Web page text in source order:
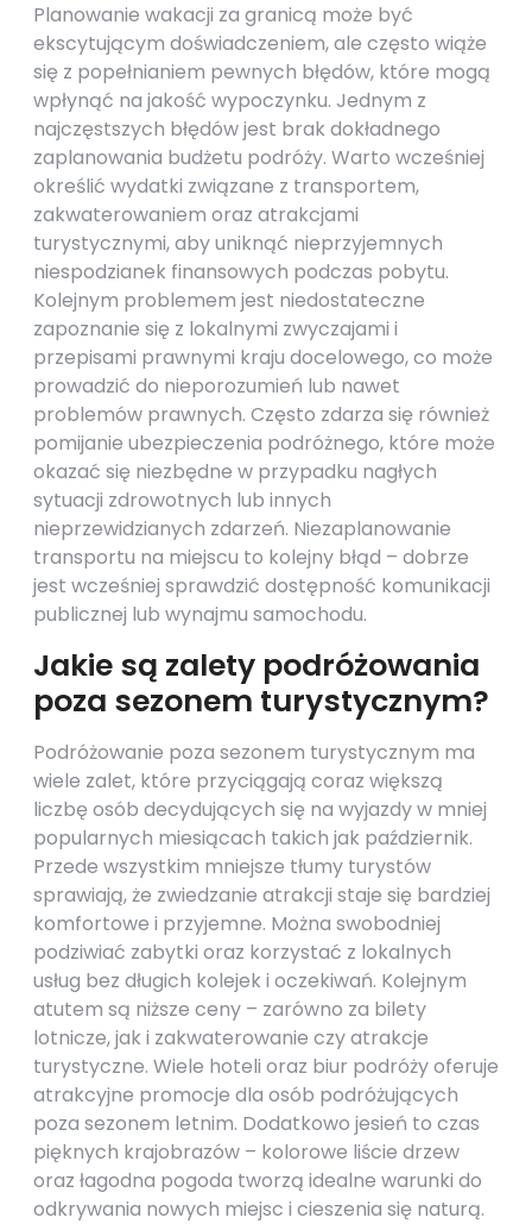
Planowanie wakacji za granicą może być
ekscytującym doświadczeniem, ale często wiąże
się z popełnianiem pewnych błędów, które mogą
wpłynąć na jakość wypoczynku. Jednym z
najczęstszych błędów jest brak dokładnego
zaplanowania budżetu podróży. Warto wcześniej
określić wydatki związane z transportem,
zakwaterowaniem oraz atrakcjami
turystycznymi, aby uniknąć nieprzyjemnych
niespodzianek finansowych podczas pobytu.
Kolejnym problemem jest niedostateczne
zapoznanie się z lokalnymi zwyczajami i
przepisami prawnymi kraju docelowego, co może
prowadzić do nieporozumień lub nawet
problemów prawnych. Często zdarza się również
pomijanie ubezpieczenia podróżnego, które może
okazać się niezbędne w przypadku nagłych
sytuacji zdrowotnych lub innych
nieprzewidzianych zdarzeń. Niezaplanowanie
transportu na miejscu to kolejny błąd – dobrze
jest wcześniej sprawdzić dostępność komunikacji
publicznej lub wynajmu samochodu.
Jakie są zalety podróżowania
poza sezonem turystycznym?
Podróżowanie poza sezonem turystycznym ma
wiele zalet, które przyciągają coraz większą
liczbę osób decydujących się na wyjazdy w mniej
popularnych miesiącach takich jak październik.
Przede wszystkim mniejsze tłumy turystów
sprawiają, że zwiedzanie atrakcji staje się bardziej
komfortowe i przyjemne. Można swobodniej
podziwiać zabytki oraz korzystać z lokalnych
usług bez długich kolejek i oczekiwań. Kolejnym
atutem są niższe ceny – zarówno za bilety
lotnicze, jak i zakwaterowanie czy atrakcje
turystyczne. Wiele hoteli oraz biur podróży oferuje
atrakcyjne promocje dla osób podróżujących
poza sezonem letnim. Dodatkowo jesień to czas
pięknych krajobrazów – kolorowe liście drzew
oraz łagodna pogoda tworzą idealne warunki do
odkrywania nowych miejsc i cieszenia się naturą.